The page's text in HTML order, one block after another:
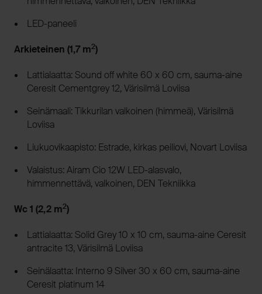
LED-paneeli
Arkieteinen (1,7 m2)
Lattialaatta: Sound off white 60 x 60 cm, sauma-aine
Ceresit Cementgrey 12, Värisilmä Loviisa
Seinämaali: Tikkurilan valkoinen (himmeä), Värisilmä
Loviisa
Liukuovikaapisto: Estrade, kirkas peiliovi, Novart Loviisa
Valaistus: Airam Cio 12W LED-alasvalo,
himmennettävä, valkoinen, DEN Tekniikka
Wc 1 (2,2 m2)
Lattialaatta: Solid Grey 10 x 10 cm, sauma-aine Ceresit
antracite 13, Värisilmä Loviisa
Seinälaatta: Interno 9 Silver 30 x 60 cm, sauma-aine
Ceresit platinum 14